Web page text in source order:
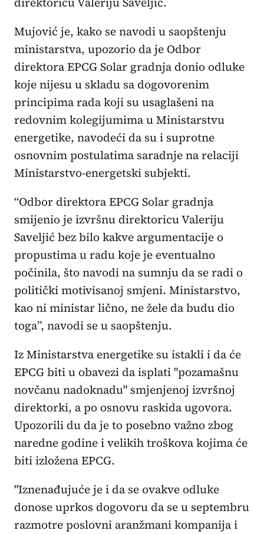
Mujović je, kako se navodi u saopštenju
ministarstva, upozorio da je Odbor
direktora EPCG Solar gradnja donio odluke
koje nijesu u skladu sa dogovorenim
principima rada koji su usaglašeni na
redovnim kolegijumima u Ministarstvu
energetike, navodeći da su i suprotne
osnovnim postulatima saradnje na relaciji
Ministarstvo-energetski subjekti.
“Odbor direktora EPCG Solar gradnja
smijenio je izvršnu direktoricu Valeriju
Saveljić bez bilo kakve argumentacije o
propustima u radu koje je eventualno
počinila, što navodi na sumnju da se radi o
politički motivisanoj smjeni. Ministarstvo,
kao ni ministar lično, ne žele da budu dio
toga”, navodi se u saopštenju.
Iz Ministarstva energetike su istakli i da će
EPCG biti u obavezi da isplati "pozamašnu
novčanu nadoknadu" smjenjenoj izvršnoj
direktorki, a po osnovu raskida ugovora.
Upozorili du da je to posebno važno zbog
naredne godine i velikih troškova kojima će
biti izložena EPCG.
"Iznenađujuće je i da se ovakve odluke
donose uprkos dogovoru da se u septembru
razmotre poslovni aranžmani kompanija i